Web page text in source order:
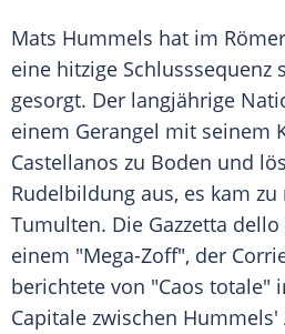
Mats Hummels hat im
eine hitzige Schlusssequenz
gesorgt. Der langjährige
einem Gerangel mit seinem
Castellanos zu Boden und
Rudelbildung aus, es kam
Tumulten. Die Gazzetta
einem "Mega-Zoff", der
berichtete von "Caos totale"
Capitale zwischen Hummels'